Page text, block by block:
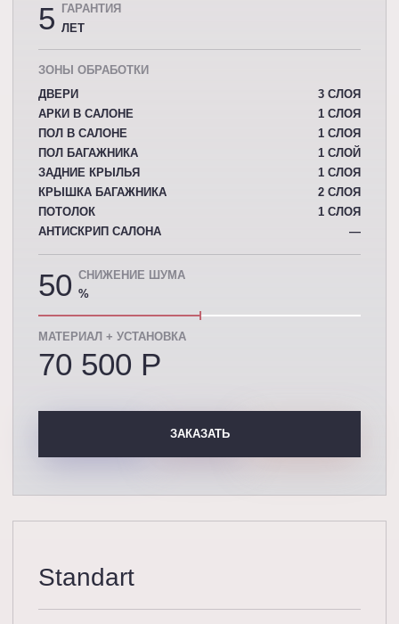
Standart
5
ГАРАНТИЯ
ЛЕТ
ЗОНЫ ОБРАБОТКИ
ДВЕРИ
3 СЛОЯ
АРКИ В САЛОНЕ
1 СЛОЯ
ПОЛ В САЛОНЕ
1 СЛОЯ
ПОЛ БАГАЖНИКА
1 СЛОЙ
ЗАДНИЕ КРЫЛЬЯ
1 СЛОЯ
КРЫШКА БАГАЖНИКА
2 СЛОЯ
ПОТОЛОК
1 СЛОЯ
АНТИСКРИП САЛОНА
—
50 СНИЖЕНИЕ ШУМА
%
МАТЕРИАЛ + УСТАНОВКА
70 500 P
ЗАКАЗАТЬ